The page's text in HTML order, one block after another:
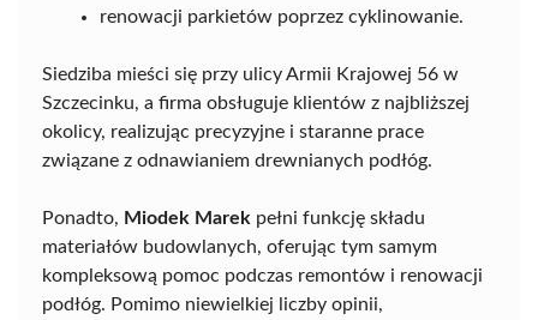
renowacji parkietów poprzez cyklinowanie.
Siedziba mieści się przy ulicy Armii Krajowej 56 w
Szczecinku, a firma obsługuje klientów z najbliższej
okolicy, realizując precyzyjne i staranne prace
związane z odnawianiem drewnianych podłóg.
Ponadto, Miodek Marek pełni funkcję składu
materiałów budowlanych, oferując tym samym
kompleksową pomoc podczas remontów i renowacji
podłóg. Pomimo niewielkiej liczby opinii,